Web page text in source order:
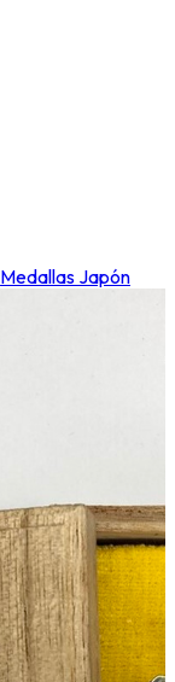
Medallas Japón